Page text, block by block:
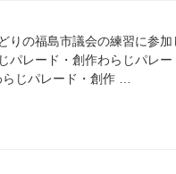
の福島市議会の練習に参加
パレード・創作わらじパレー
らじパレード・創作 …